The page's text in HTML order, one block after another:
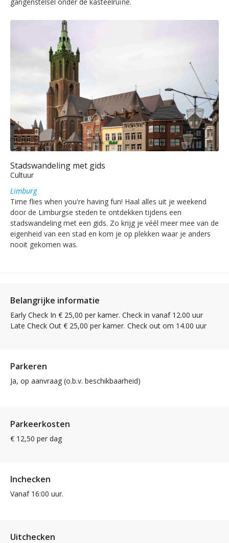
Stadswandeling met gids
Cultuur
Limburg
Time flies when you're having fun! Haal alles uit je weekend
door de Limburgse steden te ontdekken tijdens een
stadswandeling met een gids. Zo krijg je véél meer mee van de
eigenheid van een stad en kom je op plekken waar je anders
nooit gekomen was.
Belangrijke informatie
Early Check In € 25,00 per kamer. Check in vanaf 12.00 uur
Late Check Out € 25,00 per kamer. Check out om 14.00 uur
Parkeren
Ja, op aanvraag (o.b.v. beschikbaarheid)
Parkeerkosten
€ 12,50 per dag
Inchecken
Vanaf 16:00 uur.
Uitchecken